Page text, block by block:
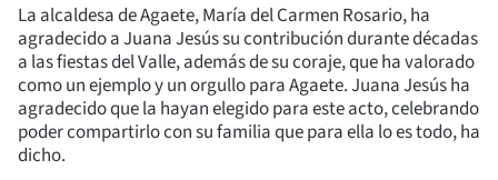
La alcaldesa de Agaete, María del Carmen Rosario, ha
agradecido a Juana Jesús su contribución durante décadas
a las fiestas del Valle, además de su coraje, que ha valorado
como un ejemplo y un orgullo para Agaete. Juana Jesús ha
agradecido que la hayan elegido para este acto, celebrando
poder compartirlo con su familia que para ella lo es todo, ha
dicho.